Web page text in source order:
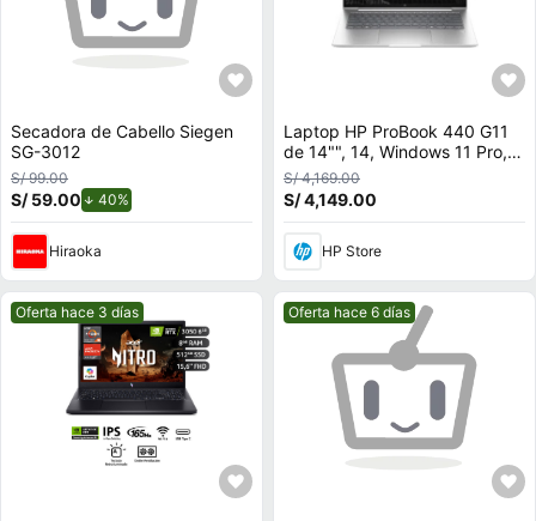
Secadora de Cabello Siegen
SG-3012
S/ 99.00
S/ 59.00 40%
Hiraoka
Laptop HP ProBook 440 G11
de 14"", 14, Windows 11 Pro,
Intel Core Ultra 5, 16 GB RAM,
512 GB SSD, A24Z2LT
S/ 4,169.00
S/ 4,149.00
HP Store
Mejor precio.
Oferta hace 3 días Mejor precio.
Oferta hace 6 días